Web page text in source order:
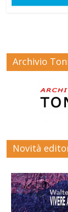
Archivio
Novità